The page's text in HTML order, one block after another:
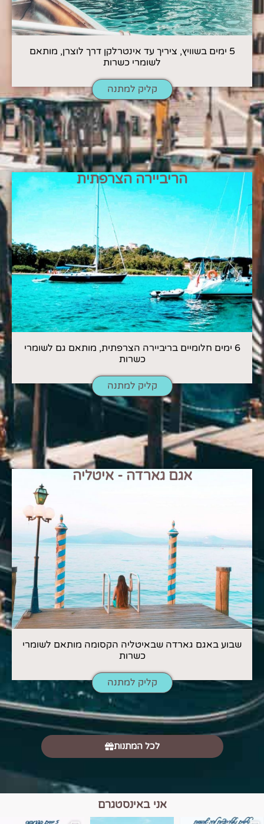
5 ימים בשוויץ, ציריך עד אינטרלקן דרך לוצרן, מותאם
לשומרי כשרות
קליק למתנה
הריביירה הצרפתית
6 ימים חלומיים בריביירה הצרפתית, מותאם גם לשומרי
כשרות
קליק למתנה
אגם גארדה - איטליה
שבוע באגם גארדה שבאיטליה הקסומה מותאם לשומרי
כשרות
קליק למתנה
לכל המתנות
אני באינסטגרם
הם הגבול 💙🩵